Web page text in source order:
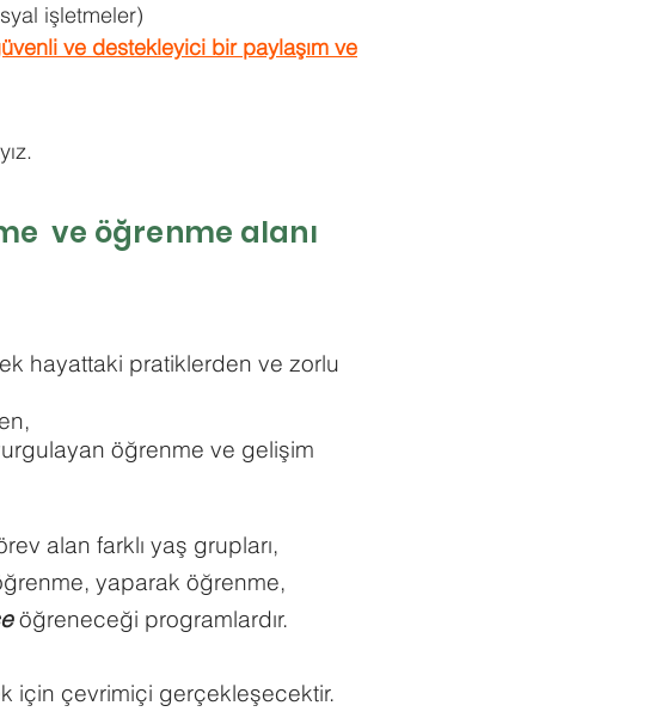
işletmeler)
ve destekleyici bir paylaşım ve
ve öğrenme alanı
hayattaki pratiklerden ve zorlu
öğrenme ve gelişim
alan farklı yaş grupları,
yaparak öğrenme,
öğreneceği programlardır.
için çevrimiçi gerçekleşecektir.